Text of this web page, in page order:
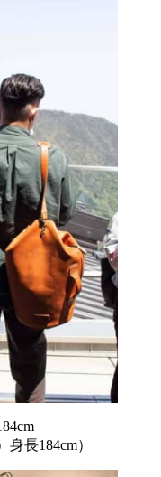
長184cm）